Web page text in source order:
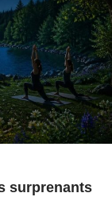
surprenants